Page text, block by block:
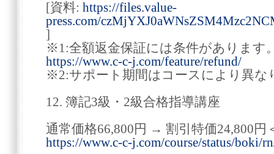
[資料: https://files.value-
press.com/
]
※1:全額返金保証には条件があります
https://www.c-c-j.com/feature/refund/
※2:サポート期間はコースにより異な
12. 簿記3級・2級合格指導講座
通常価格66,800円 → 割引特価24,800円
https://www.c-c-j.com/course/status/boki/